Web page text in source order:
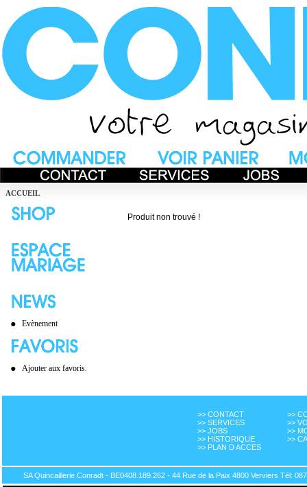
ACCUEIL
Evènement
Ajouter aux favoris.
Produit non trouvé !
>> CONTACT
>> SERVICES
>> JOBS
>> HISTORIQUE
>> PLAN D ACCES
>>
>>
>>
>>
SA Quincaillerie Conradt - BE0408.189.262 - 44 Rue de la Paix 4800 Verviers Tél: